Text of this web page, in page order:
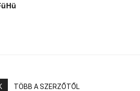
TÖBB A SZERZŐTŐL